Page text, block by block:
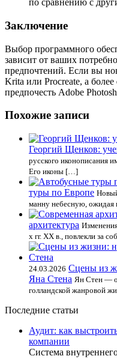
по сравнению с
Заключение
Выбор программного
зависит от ваших
предпочтений. Если вы
Krita или Procreate, а
предпочесть Adobe
Похожие записи
Георгий Щенков:
русского иконописания
Его иконы […]
туры по Европе
манну небесную,
архитектура
х гг. XX в., повлекли за
24.03.2026 Сцены из
Яна Стена Ян Стен —
голландской жанровой
Последние статьи
Аудит: как
компании
Система